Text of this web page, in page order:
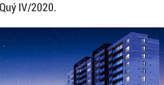
Quý IV/2020.